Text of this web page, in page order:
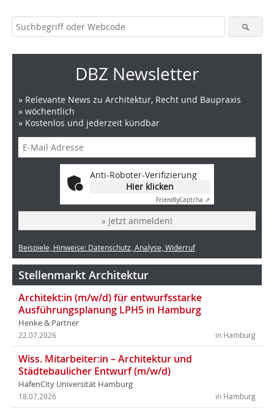
DBZ Newsletter
» Relevante News zu Architektur, Recht und Baupraxis
» wöchentlich
» Kostenlos und jederzeit kündbar
Anti-Roboter-Verifizierung
Hier klicken
FriendlyCaptcha ⇗
» Jetzt anmelden!
Beispiele, Hinweise: Datenschutz, Analyse, Widerruf
Stellenmarkt Architektur
Architekt:in (m/w/d) für entwurfsstarke
Ausführungsplanung LPH5 in Hamburg
Henke & Partner
in Hamburg
22.07.2026
Wiss. Mitarbeiter:in – Architektur und
Städtebaulicher Entwurf (m/w/d)
HafenCity Universität Hamburg
in Hamburg
18.07.2026